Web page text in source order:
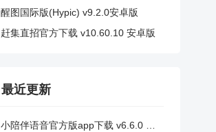
醒图国际版(Hypic) v9.2.0安卓版
赶集直招官方下载 v10.60.10 安卓版
最近更新
小陪伴语音官方版app下载 v6.6.0 安卓版